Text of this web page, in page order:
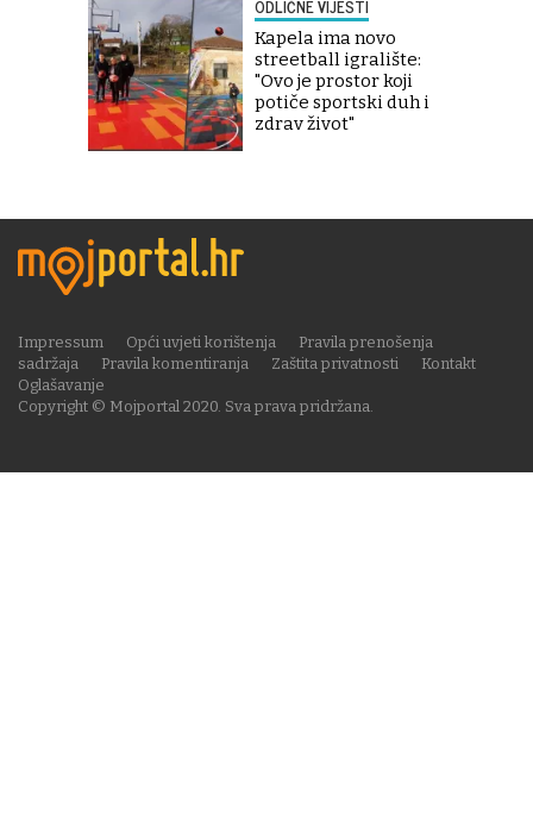
ODLIČNE VIJESTI
Kapela ima novo
streetball igralište:
"Ovo je prostor koji
potiče sportski duh i
zdrav život"
Copyright © Mojportal 2020. Sva prava pridržana.
Impressum Opći uvjeti korištenja
Pravila prenošenja
sadržaja
Pravila komentiranja Zaštita privatnosti
Kontakt
Oglašavanje